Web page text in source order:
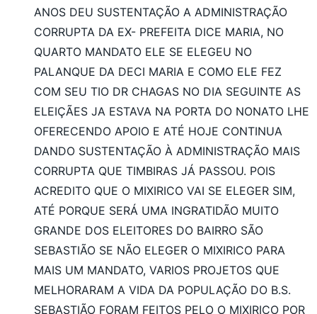
ANOS DEU SUSTENTAÇÃO A ADMINISTRAÇÃO
CORRUPTA DA EX- PREFEITA DICE MARIA, NO
QUARTO MANDATO ELE SE ELEGEU NO
PALANQUE DA DECI MARIA E COMO ELE FEZ
COM SEU TIO DR CHAGAS NO DIA SEGUINTE AS
ELEIÇÃES JA ESTAVA NA PORTA DO NONATO LHE
OFERECENDO APOIO E ATÉ HOJE CONTINUA
DANDO SUSTENTAÇÃO À ADMINISTRAÇÃO MAIS
CORRUPTA QUE TIMBIRAS JÁ PASSOU. POIS
ACREDITO QUE O MIXIRICO VAI SE ELEGER SIM,
ATÉ PORQUE SERÁ UMA INGRATIDÃO MUITO
GRANDE DOS ELEITORES DO BAIRRO SÃO
SEBASTIÃO SE NÃO ELEGER O MIXIRICO PARA
MAIS UM MANDATO, VARIOS PROJETOS QUE
MELHORARAM A VIDA DA POPULAÇÃO DO B.S.
SEBASTIÃO FORAM FEITOS PELO O MIXIRICO POR